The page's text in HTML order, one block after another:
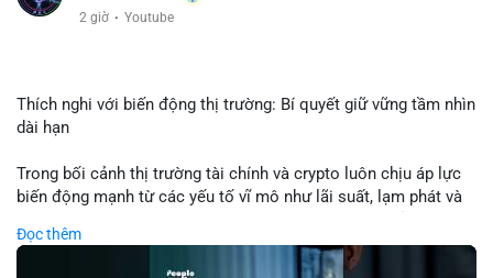
lý thận trọng của cá voi. Nếu dòng tiền này hướng về ví sàn
của BTC.
tương tự trong 24 giờ tới để xác nhận xu hướng. Không nên
hành động vội vàng dựa trên một giao dịch đơn lẻ, hãy ưu tiên
#giaodichlon
#tamlycavoi
2 giờ · Youtube
Thích nghi với biến động thị trường: Bí quyết giữ vững tầm nhìn
dài hạn
Trong bối cảnh thị trường tài chính và crypto luôn chịu áp lực
biến động mạnh từ các yếu tố vĩ mô như lãi suất, lạm phát và
chìa khóa để đầu tư viên vượt qua giai đoạn không chắc chắn.
Thay vì phản ứng cảm xúc với những dao động ngắn hạn, các
Đọc thêm